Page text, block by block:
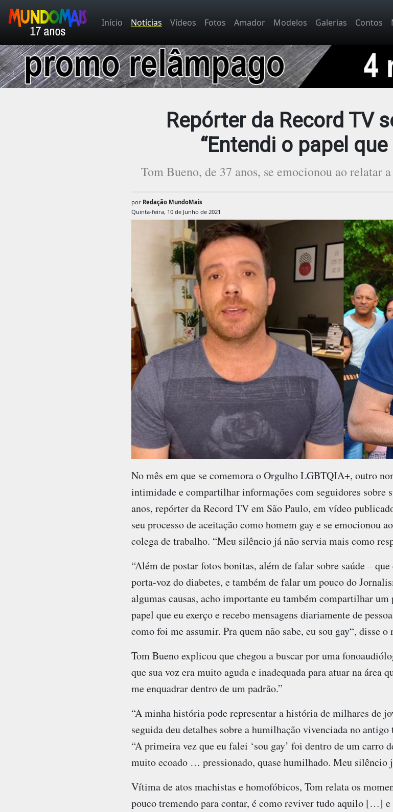
Início Notícias Vídeos Fotos Amador Modelos Galerias Contos
Repórter da Record TV
“Entendi o papel que
Tom Bueno, de 37 anos, se emocionou ao relatar
por Redação MundoMais
Quinta-feira, 10 de Junho de 2021
No mês em que se comemora o Orgulho LGBTQIA+, outro
intimidade e compartilhar informações com seguidores sobre
anos, repórter da Record TV em São Paulo, em vídeo
seu processo de aceitação como homem gay e se emocionou
colega de trabalho. “Meu silêncio já não servia mais como
“Além de postar fotos bonitas, além de falar sobre saúde –
porta-voz do diabetes, e também de falar um pouco do
algumas causas, acho importante eu também compartilhar
papel que eu exerço e recebo mensagens diariamente de
como foi me assumir. Pra quem não sabe, eu sou gay“, disse
Tom Bueno explicou que chegou a buscar por uma
que sua voz era muito aguda e inadequada para atuar na área
me enquadrar dentro de um padrão.”
“A minha história pode representar a história de milhares de
seguida deu detalhes sobre a humilhação vivenciada no
“A primeira vez que eu falei ‘sou gay’ foi dentro de um carro
muito ecoado … pressionado, quase humilhado. Meu silêncio
Vítima de atos machistas e homofóbicos, Tom relata os
pouco tremendo para contar, é como reviver tudo aquilo […]